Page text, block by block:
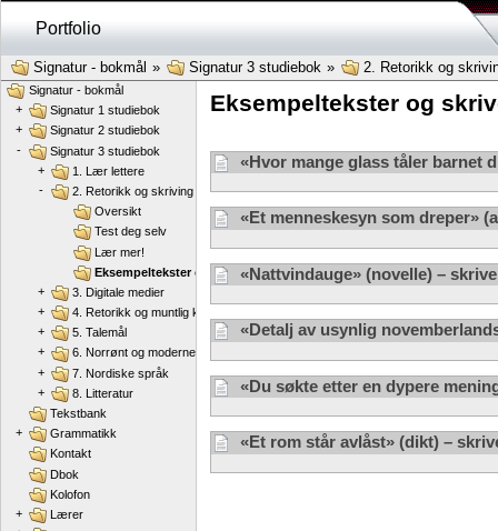
Portfolio
Signatur - bokmål » Signatur 3 studiebok » 2. Retorikk og
Eksempeltekster og
«Hvor mange glass tåler barnet
«Et menneskesyn som dreper»
«Nattvindauge» (novelle) –
«Detalj av usynlig
«Du søkte etter en dypere
«Et rom står avlåst» (dikt) –
Signatur - bokmål
+
Signatur 1 studiebok
+
Signatur 2 studiebok
-
Signatur 3 studiebok
+
1. Lær lettere
-
2. Retorikk og skriving
Oversikt
Test deg selv
Lær mer!
Eksempeltekster og skriverammer
+
3. Digitale medier
+
4. Retorikk og muntlig kommunikasjon
+
5. Talemål
+
6. Norrønt og moderne norsk
+
7. Nordiske språk
+
8. Litteratur
Tekstbank
+
Grammatikk
Kontakt
Dbok
Kolofon
+
Lærer